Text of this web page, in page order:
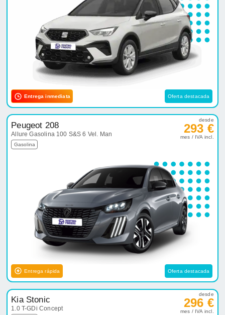
Entrega inmediata Oferta destacada
Peugeot 208
Allure Gasolina 100 S&S 6 Vel. Man
Gasolina
desde
293 €
mes / IVA incl.
Entrega rápida Oferta destacada
Kia Stonic
1.0 T-GDi Concept
desde
296 €
mes / IVA incl.